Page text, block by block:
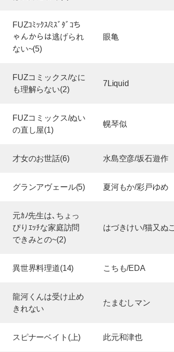
FUZｺﾐｯｸｽ/ﾐｽﾞﾀﾞｺち
ゃんからは逃げられ
ない~(5)
眼亀
FUZコミックス/なに
も理解らない(2)
7Liquid
FUZコミックス/ぬい
の直し屋(1)
幌琴似
才女のお世話(6) 水島空彦/坂石遊作
グランアヴェール(5) 夏河もか/彩戸ゆめ
元ｶﾉ先生は､ちょっ
ぴりｴｯﾁな家庭訪問
できみとの~(2)
はづきけい/猫又ぬこ
異世界料理道(14) こちも/EDA
龍河くんは受け止め
きれない
たまむしマン
スピナーベイト(上) 此元和津也